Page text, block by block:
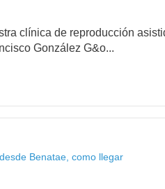
clínica de reproducción
González G&o...
Benatae, como llegar